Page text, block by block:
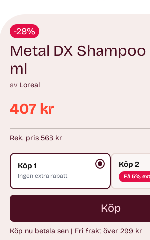
-28%
Metal DX
ml
av Loreal
Ordinarie
pris
407 kr
Rek. pris 568 kr
Köp 1
Ingen extra rabatt
Köp 2
Få 5%
Köp
Köp nu betala sen | Fri frakt över 299 kr